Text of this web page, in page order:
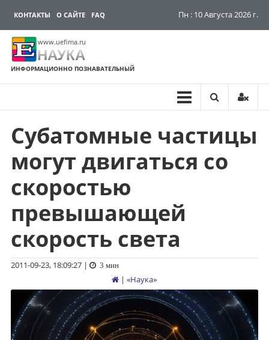
КОНТАКТЫ О САЙТЕ FAQ Пн : 10 Августа 2026 г.
www.uefima.ru
НАУКА
ИНФОРМАЦИОННО ПОЗНАВАТЕЛЬНЫЙ
Перейти
содержимому
Субатомные частицы
могут двигаться со
скоростью
превышающей
скорость света
2011-09-23, 18:09:27| 3 мин
| «Наука»